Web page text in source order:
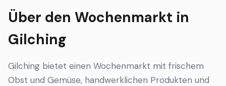
Über den Wochenmarkt in
Gilching
Gilching bietet einen Wochenmarkt mit frischem
Obst und Gemüse, handwerklichen Produkten und